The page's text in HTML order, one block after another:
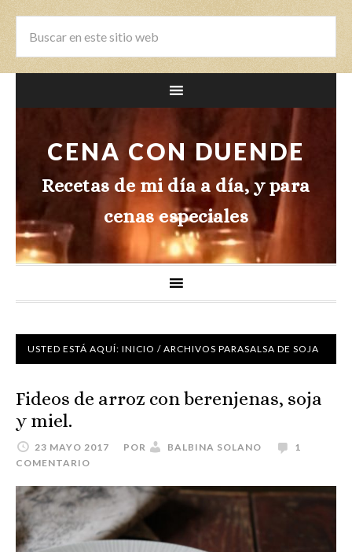
CENA CON DUENDE
Recetas de mi día a día, y para
cenas especiales
USTED ESTÁ AQUÍ: INICIO / ARCHIVOS PARASALSA DE SOJA
Fideos de arroz con berenjenas, soja
y miel.
23 MAYO 2017 POR BALBINA SOLANO
1
COMENTARIO